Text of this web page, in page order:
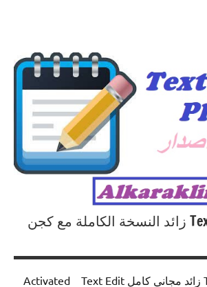
Text Edit Plus 15.8 زائد النسخة الكاملة مع كجن
Text Edit Plus 15.8 زائد مجاني كامل Activated Text Edit